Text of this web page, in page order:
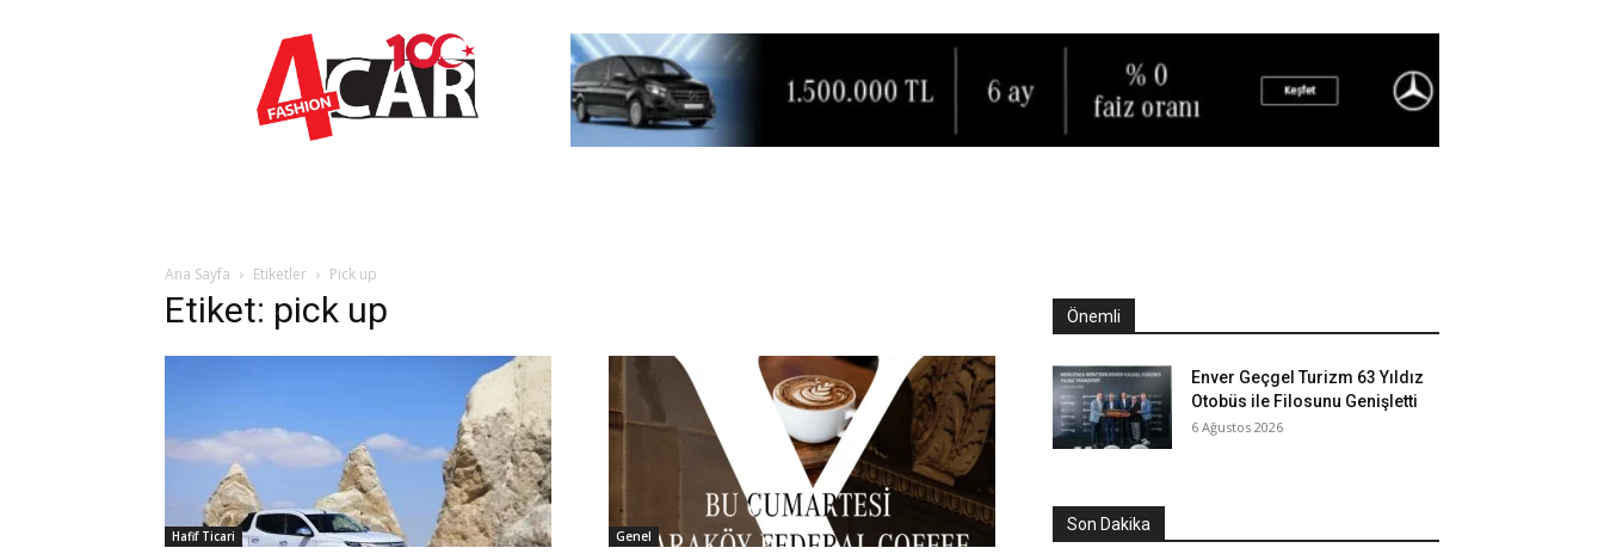
www.Fashion4car.com
Ana Sayfa Etiketler Pick up
Etiket: pick up
Hafif Ticari Genel
Önemli
Enver Geçgel Turizm 63 Yıldız
Otobüs ile Filosunu Genişletti
6 Ağustos 2026
Son Dakika